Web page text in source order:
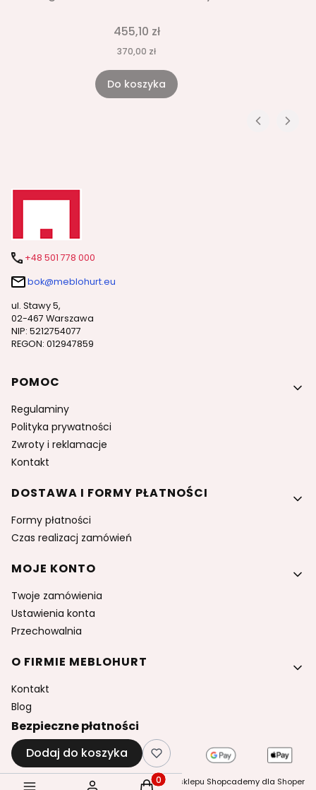
455,10 zł
370,00 zł
Do koszyka
+48 501 778 000
bok@meblohurt.eu
ul. Stawy 5,
02-467 Warszawa
NIP: 5212754077
REGON: 012947859
Linki w stopce
POMOC
Regulaminy
Polityka prywatności
Zwroty i reklamacje
Kontakt
DOSTAWA I FORMY PŁATNOŚCI
Formy płatności
Czas realizacj zamówień
MOJE KONTO
Twoje zamówienia
Ustawienia konta
Przechowalnia
O FIRMIE MEBLOHURT
Kontakt
Blog
Bezpieczne płatności
szablony sklepu Shopcademy dla Shoper
Dodaj do koszyka